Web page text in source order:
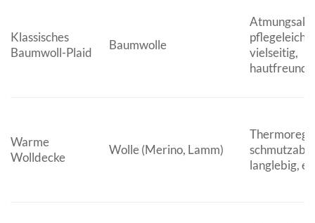
Klassisches
Baumwoll-Plaid
Baumwolle
pflegeleicht,
vielseitig,
Warme
Wolldecke
Wolle (Merino, Lamm)
langlebig,